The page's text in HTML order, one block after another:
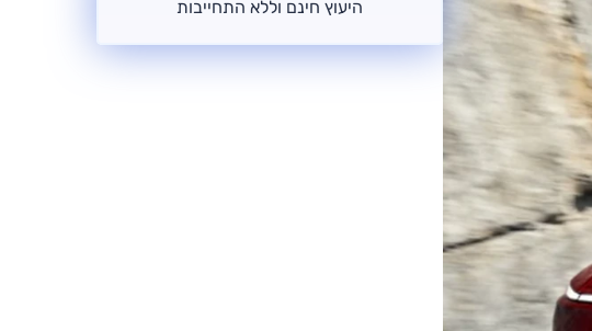
היעוץ חינם וללא התחייבות